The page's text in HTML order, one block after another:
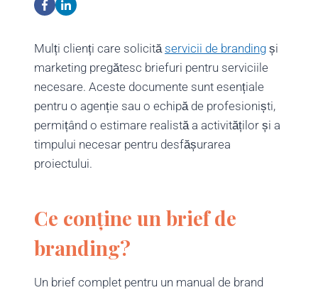
Mulți clienți care solicită servicii de branding și
marketing pregătesc briefuri pentru serviciile
necesare. Aceste documente sunt esențiale
pentru o agenție sau o echipă de profesioniști,
permițând o estimare realistă a activităților și a
timpului necesar pentru desfășurarea
proiectului.
Ce conține un brief de
branding?
Un brief complet pentru un manual de brand